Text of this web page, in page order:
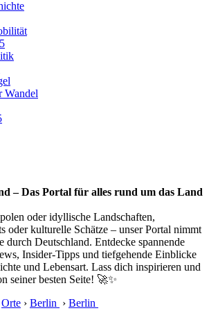
Wandel
– Das Portal für alles rund um das Land
oder idyllische Landschaften,
oder kulturelle Schätze – unser Portal nimmt
durch Deutschland. Entdecke spannende
Insider-Tipps und tiefgehende Einblicke
und Lebensart. Lass dich inspirieren und
seiner besten Seite! 🚀✨
Orte › Berlin › Berlin